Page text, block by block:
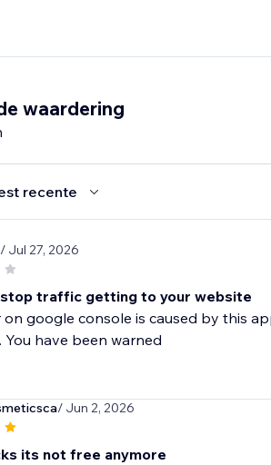
waardering
recente
/ Jul 27, 2026
stop traffic getting to your website
on google console is caused by this
You have been warned
/ Jun 2, 2026
its not free anymore